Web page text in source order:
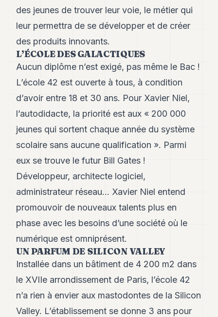
Andy
13
12
Andy
10
9
Andy
Andy
6
Andy
5
Andy
TECH
FINANCE
ART
VIVRE
des jeunes de trouver leur voie, le métier qui
leur permettra de se développer et de créer
des produits innovants.
L’ÉCOLE DES GALACTIQUES
Aucun diplôme n’est exigé, pas même le Bac !
L’école 42 est ouverte à tous, à condition
d’avoir entre 18 et 30 ans. Pour Xavier Niel,
l’autodidacte, la priorité est aux « 200 000
jeunes qui sortent chaque année du système
scolaire sans aucune qualification ». Parmi
eux se trouve le futur Bill Gates !
Développeur, architecte logiciel,
administrateur réseau… Xavier Niel entend
promouvoir de nouveaux talents plus en
phase avec les besoins d’une société où le
numérique est omniprésent.
UN PARFUM DE SILICON VALLEY
Installée dans un bâtiment de 4 200 m2 dans
le XVIIe arrondissement de Paris, l’école 42
n’a rien à envier aux mastodontes de la Silicon
Valley. L’établissement se donne 3 ans pour